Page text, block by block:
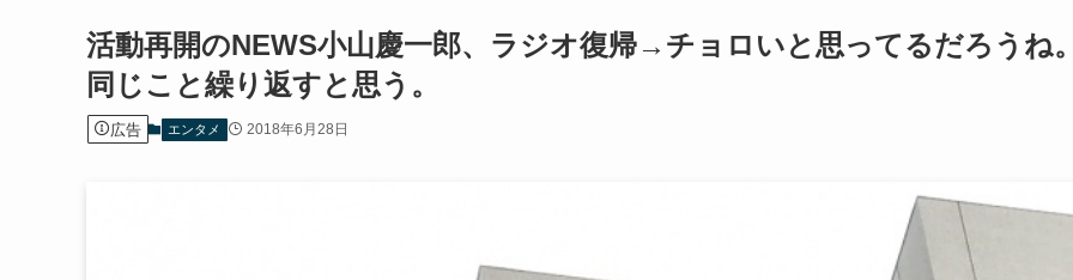
活動再開のNEWS小山慶一郎、ラジオ復帰→チョロいと思ってるだろうね。
同じこと繰り返すと思う。
広告 エンタメ 2018年6月28日